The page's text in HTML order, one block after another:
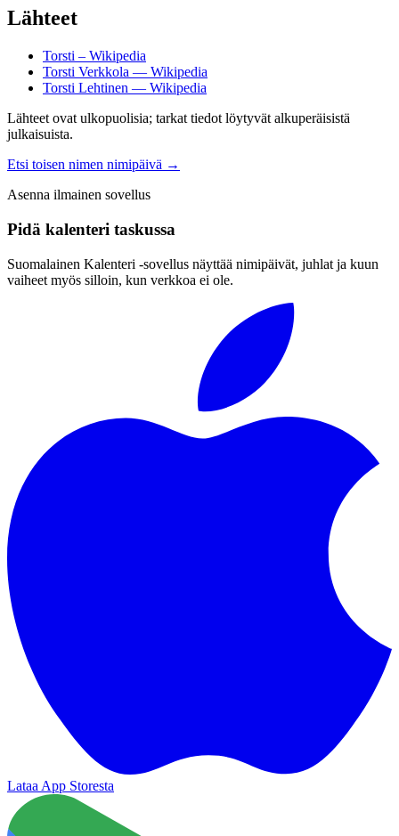
Lähteet
Torsti – Wikipedia
Torsti Verkkola — Wikipedia
Torsti Lehtinen — Wikipedia
Lähteet ovat ulkopuolisia; tarkat tiedot löytyvät alkuperäisistä
julkaisuista.
Etsi toisen nimen nimipäivä →
Asenna ilmainen sovellus
Pidä kalenteri taskussa
Suomalainen Kalenteri ‑sovellus näyttää nimipäivät, juhlat ja kuun
vaiheet myös silloin, kun verkkoa ei ole.
Lataa App Storesta